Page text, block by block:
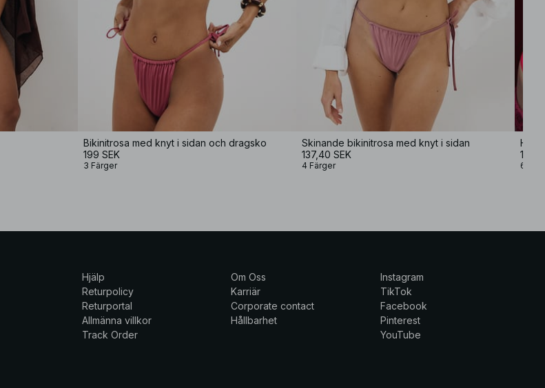
Bikinitrosa med knyt i sidan och dragsko
199 SEK
3 Färger
Skinande bikinitrosa med knyt i sidan
137,40 SEK
4 Färger
199
6
Hjälp
Returpolicy
Returportal
Allmänna villkor
Track Order
Om Oss
Karriär
Corporate contact
Hållbarhet
Instagram
TikTok
Facebook
Pinterest
YouTube